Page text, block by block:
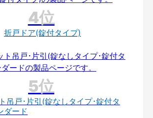
折戸ドア(錠付タイプ)
吊戸･片引(錠なしタイプ･錠付タ
ダード